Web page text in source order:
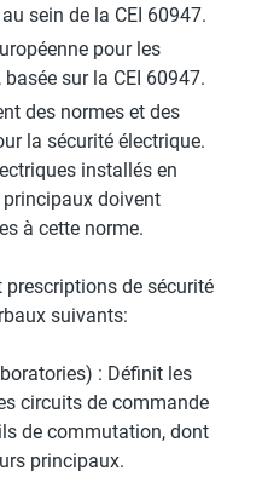
sein de la CEI 60947.
pour les
sur la CEI 60947.
des normes et des
la sécurité électrique.
installés en
doivent
à cette norme.
prescriptions de sécurité
suivants:
: Définit les
circuits de commande
de commutation, dont
principaux.